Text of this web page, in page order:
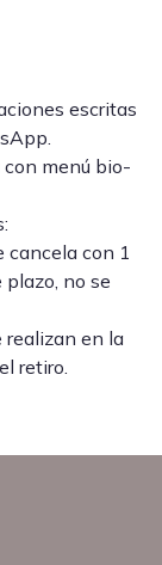
escritas
menú bio-
cancela con 1
no se
realizan en la
retiro.